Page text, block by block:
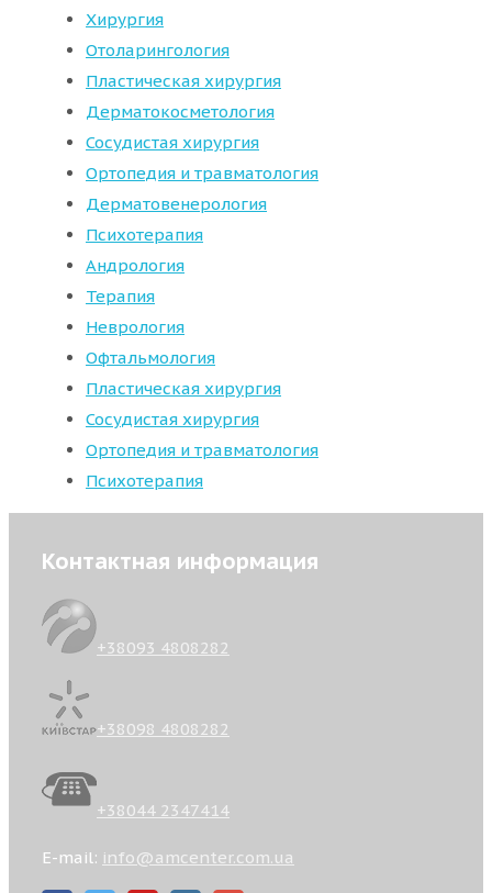
Хирургия
Отоларингология
Пластическая хирургия
Дерматокосметология
Сосудистая хирургия
Ортопедия и травматология
Дерматовенерология
Психотерапия
Андрология
Терапия
Неврология
Офтальмология
Пластическая хирургия
Сосудистая хирургия
Ортопедия и травматология
Психотерапия
Контактная информация
+38093 4808282
+38098 4808282
+38044 2347414
E-mail: info@amcenter.com.ua